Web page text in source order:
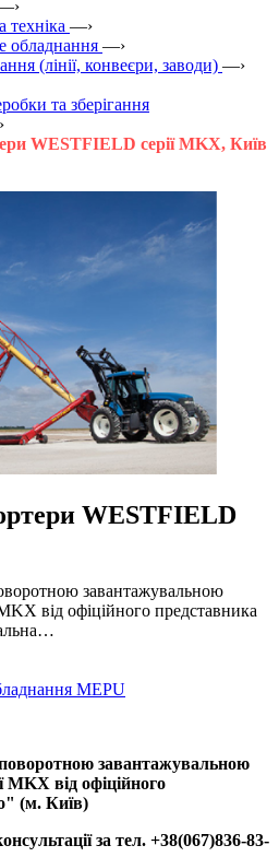
техніка —›
обладнання —›
(лінії, конвеєри, заводи) —›
та зберігання
WESTFIELD серії MKX, Київ
WESTFIELD
завантажувальною
від офіційного представника
MEPU
завантажувальною
від офіційного
(м. Київ)
за тел. +38(067)836-83-